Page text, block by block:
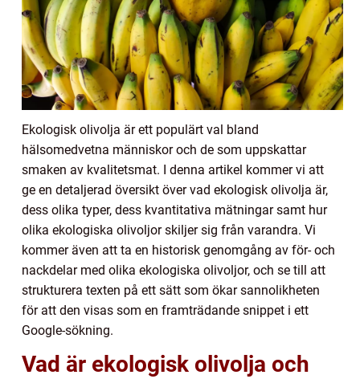
Ekologisk olivolja är ett populärt val bland
hälsomedvetna människor och de som uppskattar
smaken av kvalitetsmat. I denna artikel kommer vi att
ge en detaljerad översikt över vad ekologisk olivolja är,
dess olika typer, dess kvantitativa mätningar samt hur
olika ekologiska olivoljor skiljer sig från varandra. Vi
kommer även att ta en historisk genomgång av för- och
nackdelar med olika ekologiska olivoljor, och se till att
strukturera texten på ett sätt som ökar sannolikheten
för att den visas som en framträdande snippet i ett
Google-sökning.
Vad är ekologisk olivolja och